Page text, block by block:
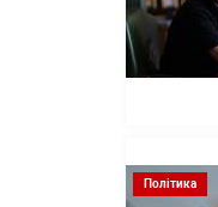
Політика